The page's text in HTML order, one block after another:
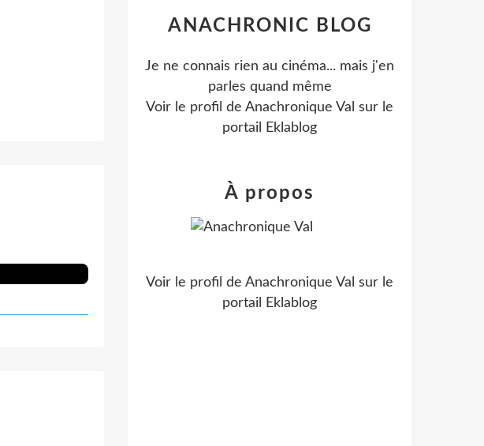
ANACHRONIC BLOG
Je ne connais rien au cinéma... mais j'en
parles quand même
Voir le profil de Anachronique Val sur le
portail Eklablog
À propos
Voir le profil de Anachronique Val sur le
portail Eklablog